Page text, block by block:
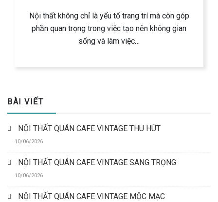
Nội thất không chỉ là yếu tố trang trí mà còn góp
phần quan trọng trong việc tạo nên không gian
sống và làm việc…
BÀI VIẾT
NỘI THẤT QUÁN CAFE VINTAGE THU HÚT
10/06/2026
NỘI THẤT QUÁN CAFE VINTAGE SANG TRỌNG
10/06/2026
NỘI THẤT QUÁN CAFE VINTAGE MỘC MẠC